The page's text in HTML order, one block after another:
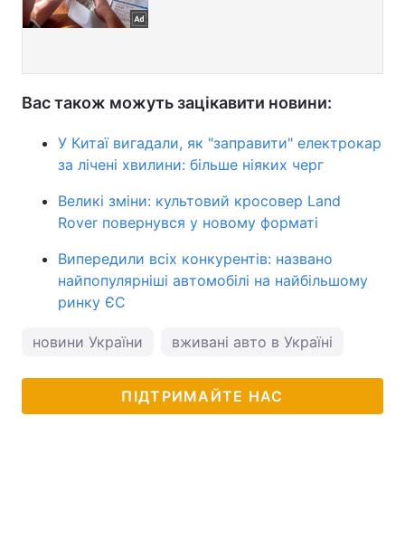
Вас також можуть зацікавити новини:
У Китаї вигадали, як "заправити" електрокар
за лічені хвилини: більше ніяких черг
Великі зміни: культовий кросовер Land
Rover повернувся у новому форматі
Випередили всіх конкурентів: названо
найпопулярніші автомобілі на найбільшому
ринку ЄС
новини України вживані авто в Україні
ПІДТРИМАЙТЕ НАС